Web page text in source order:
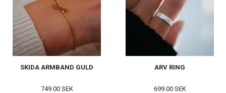
SKIDA ARMBAND GULD
749.00 SEK
ARV RING
699.00 SEK